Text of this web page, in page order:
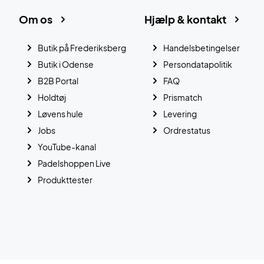
Hjælp & kontakt
Handelsbetingelser
Persondatapolitik
FAQ
Prismatch
Levering
Ordrestatus
Om os
Butik på Frederiksberg
Butik i Odense
B2B Portal
Holdtøj
Løvens hule
Jobs
YouTube-kanal
Padelshoppen Live
Produkttester